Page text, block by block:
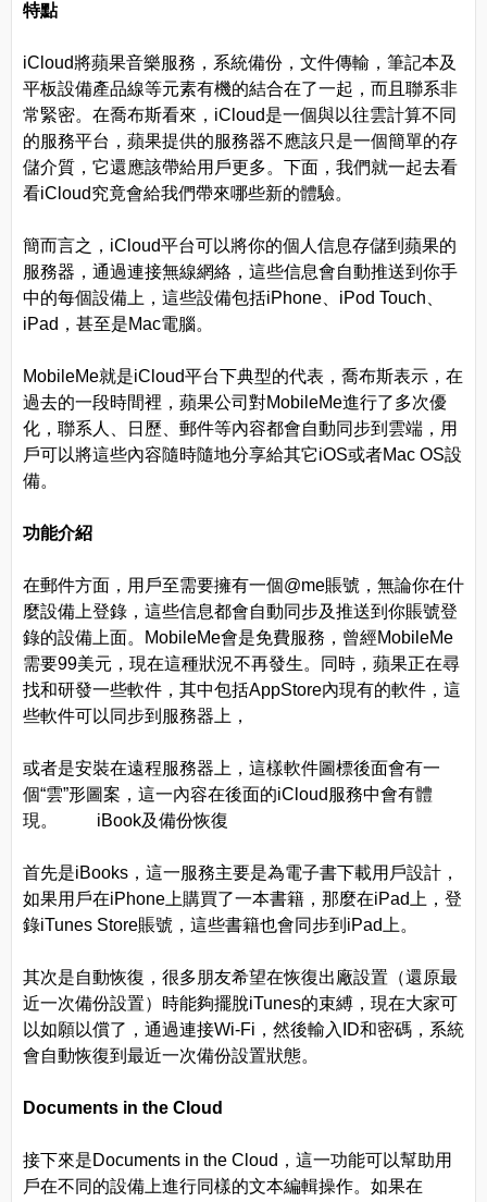
特點
iCloud將蘋果音樂服務，系統備份，文件傳輸，筆記本及
平板設備產品線等元素有機的結合在了一起，而且聯系非
常緊密。在喬布斯看來，iCloud是一個與以往雲計算不同
的服務平台，蘋果提供的服務器不應該只是一個簡單的存
儲介質，它還應該帶給用戶更多。下面，我們就一起去看
看iCloud究竟會給我們帶來哪些新的體驗。
簡而言之，iCloud平台可以將你的個人信息存儲到蘋果的
服務器，通過連接無線網絡，這些信息會自動推送到你手
中的每個設備上，這些設備包括iPhone、iPod Touch、
iPad，甚至是Mac電腦。
MobileMe就是iCloud平台下典型的代表，喬布斯表示，在
過去的一段時間裡，蘋果公司對MobileMe進行了多次優
化，聯系人、日歷、郵件等內容都會自動同步到雲端，用
戶可以將這些內容隨時隨地分享給其它iOS或者Mac OS設
備。
功能介紹
在郵件方面，用戶至需要擁有一個@me賬號，無論你在什
麼設備上登錄，這些信息都會自動同步及推送到你賬號登
錄的設備上面。MobileMe會是免費服務，曾經MobileMe
需要99美元，現在這種狀況不再發生。同時，蘋果正在尋
找和研發一些軟件，其中包括AppStore內現有的軟件，這
些軟件可以同步到服務器上，
或者是安裝在遠程服務器上，這樣軟件圖標後面會有一
個“雲”形圖案，這一內容在後面的iCloud服務中會有體
現。 iBook及備份恢復
首先是iBooks，這一服務主要是為電子書下載用戶設計，
如果用戶在iPhone上購買了一本書籍，那麼在iPad上，登
錄iTunes Store賬號，這些書籍也會同步到iPad上。
其次是自動恢復，很多朋友希望在恢復出廠設置（還原最
近一次備份設置）時能夠擺脫iTunes的束縛，現在大家可
以如願以償了，通過連接Wi-Fi，然後輸入ID和密碼，系統
會自動恢復到最近一次備份設置狀態。
Documents in the Cloud
接下來是Documents in the Cloud，這一功能可以幫助用
戶在不同的設備上進行同樣的文本編輯操作。如果在